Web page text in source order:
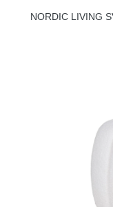
NORDIC LIVING